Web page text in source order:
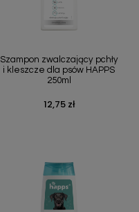
Szampon zwalczający pchły
i kleszcze dla psów HAPPS
250ml
Cena
12,75 zł